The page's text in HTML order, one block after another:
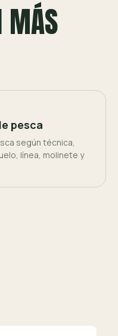
MÁS
pesca
según técnica,
línea, molinete y